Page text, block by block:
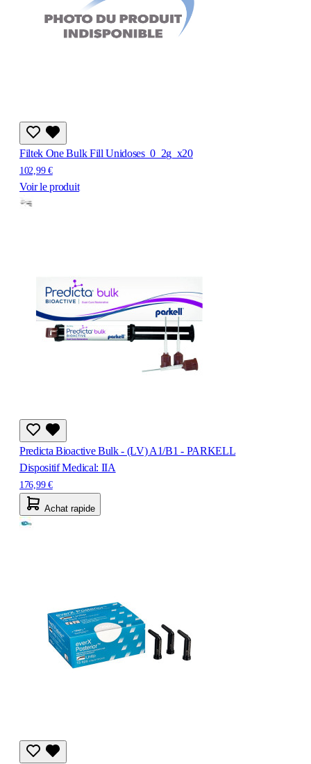
Filtek One Bulk Fill Unidoses_0_2g_x20
102,99 €
Voir le produit
Predicta Bioactive Bulk - (LV) A1/B1 - PARKELL
Dispositif Medical: IIA
176,99 €
Achat rapide